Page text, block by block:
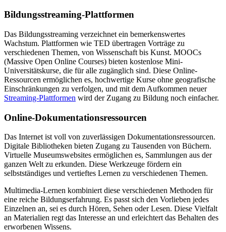
Bildungsstreaming-Plattformen
Das Bildungsstreaming verzeichnet ein bemerkenswertes
Wachstum. Plattformen wie TED übertragen Vorträge zu
verschiedenen Themen, von Wissenschaft bis Kunst. MOOCs
(Massive Open Online Courses) bieten kostenlose Mini-
Universitätskurse, die für alle zugänglich sind. Diese Online-
Ressourcen ermöglichen es, hochwertige Kurse ohne geografische
Einschränkungen zu verfolgen, und mit dem Aufkommen neuer
Streaming-Plattformen wird der Zugang zu Bildung noch einfacher.
Online-Dokumentationsressourcen
Das Internet ist voll von zuverlässigen Dokumentationsressourcen.
Digitale Bibliotheken bieten Zugang zu Tausenden von Büchern.
Virtuelle Museumswebsites ermöglichen es, Sammlungen aus der
ganzen Welt zu erkunden. Diese Werkzeuge fördern ein
selbstständiges und vertieftes Lernen zu verschiedenen Themen.
Multimedia-Lernen kombiniert diese verschiedenen Methoden für
eine reiche Bildungserfahrung. Es passt sich den Vorlieben jedes
Einzelnen an, sei es durch Hören, Sehen oder Lesen. Diese Vielfalt
an Materialien regt das Interesse an und erleichtert das Behalten des
erworbenen Wissens.